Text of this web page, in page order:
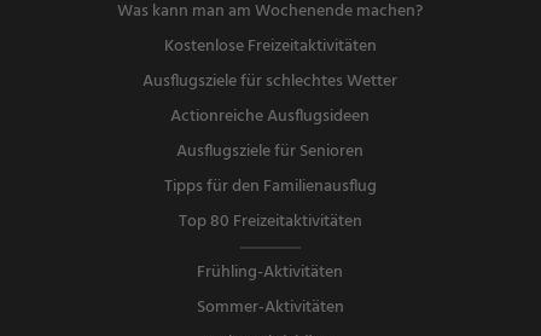
Was kann man am Wochenende machen?
Kostenlose Freizeitaktivitäten
Ausflugsziele für schlechtes Wetter
Actionreiche Ausflugsideen
Ausflugsziele für Senioren
Tipps für den Familienausflug
Top 80 Freizeitaktivitäten
Frühling-Aktivitäten
Sommer-Aktivitäten